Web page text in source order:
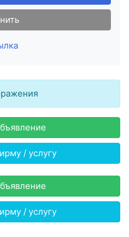
/ услугу
/ услугу